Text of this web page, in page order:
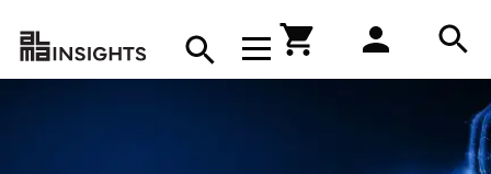
Avaa navigaatio
Hae